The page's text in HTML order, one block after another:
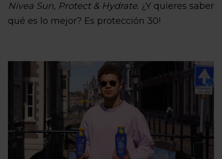
Nivea Sun, Protect & Hydrate. ¿Y quieres saber
qué es lo mejor? Es protección 30!